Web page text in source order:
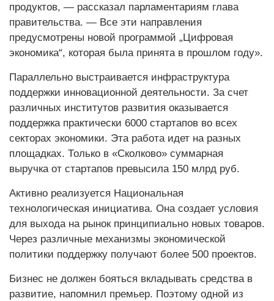
продуктов, — рассказал парламентариям глава
правительства. — Все эти направления
предусмотрены новой программой „Цифровая
экономика“, которая была принята в прошлом году».
Параллельно выстраивается инфраструктура
поддержки инновационной деятельности. За счет
различных институтов развития оказывается
поддержка практически 6000 стартапов во всех
секторах экономики. Эта работа идет на разных
площадках. Только в «Сколково» суммарная
выручка от стартапов превысила 150 млрд руб.
Активно реализуется Национальная
технологическая инициатива. Она создает условия
для выхода на рынок принципиально новых товаров.
Через различные механизмы экономической
политики поддержку получают более 500 проектов.
Бизнес не должен бояться вкладывать средства в
развитие, напомнил премьер. Поэтому одной из